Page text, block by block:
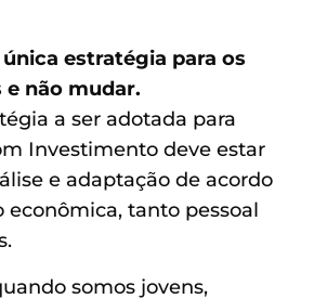
estratégia para os
não mudar.
a ser adotada para
Investimento deve estar
e adaptação de acordo
econômica, tanto pessoal
somos jovens,